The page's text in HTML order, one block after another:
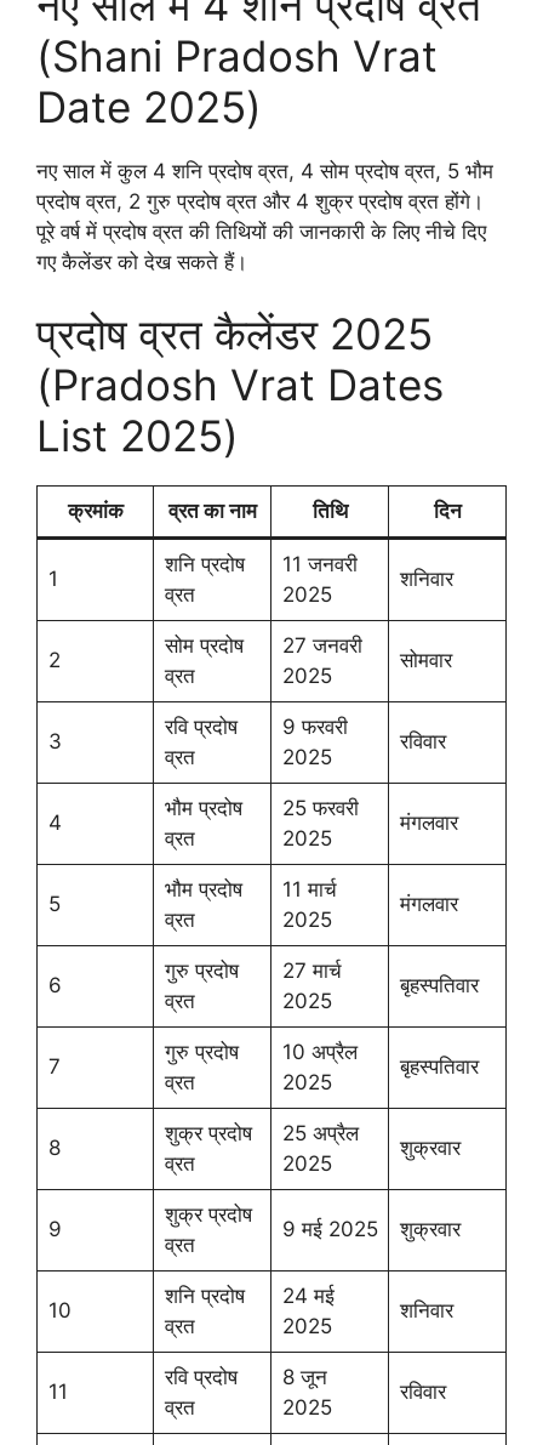
(Shani Pradosh Vrat
Date 2025)
नए साल में कुल 4 शनि प्रदोष व्रत, 4 सोम प्रदोष व्रत, 5 भौम
प्रदोष व्रत, 2 गुरु प्रदोष व्रत और 4 शुक्र प्रदोष व्रत होंगे।
पूरे वर्ष में प्रदोष व्रत की तिथियों की जानकारी के लिए नीचे दिए
गए कैलेंडर को देख सकते हैं।
प्रदोष व्रत कैलेंडर 2025
(Pradosh Vrat Dates
List 2025)
क्रमांक व्रत का नाम तिथि दिन
1
शनि प्रदोष
व्रत
11 जनवरी
2025
शनिवार
2
सोम प्रदोष
व्रत
27 जनवरी
2025
सोमवार
3
रवि प्रदोष
व्रत
9 फरवरी
2025
रविवार
4
भौम प्रदोष
व्रत
25 फरवरी
2025
मंगलवार
5
भौम प्रदोष
व्रत
11 मार्च
2025
मंगलवार
6
गुरु प्रदोष
व्रत
27 मार्च
2025
बृहस्पतिवार
7
गुरु प्रदोष
व्रत
10 अप्रैल
2025
बृहस्पतिवार
8
शुक्र प्रदोष
व्रत
25 अप्रैल
2025
शुक्रवार
9
शुक्र प्रदोष
व्रत
9 मई 2025 शुक्रवार
10
शनि प्रदोष
व्रत
24 मई
2025
शनिवार
11
रवि प्रदोष
व्रत
8 जून
2025
रविवार